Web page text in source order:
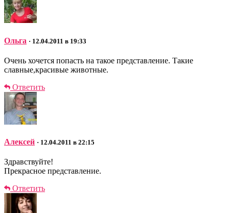
Ольга · 12.04.2011 в 19:33
Очень хочется попасть на такое представление. Такие
славные,красивые животные.
Ответить
Алексей · 12.04.2011 в 22:15
Здравствуйте!
Прекрасное представление.
Ответить